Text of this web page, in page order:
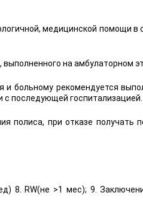
медицинской помощи в
на амбулаторном
и больному рекомендуется
с последующей госпитализацией.
полиса, при отказе получать
8. RW(не >1 мес); 9.